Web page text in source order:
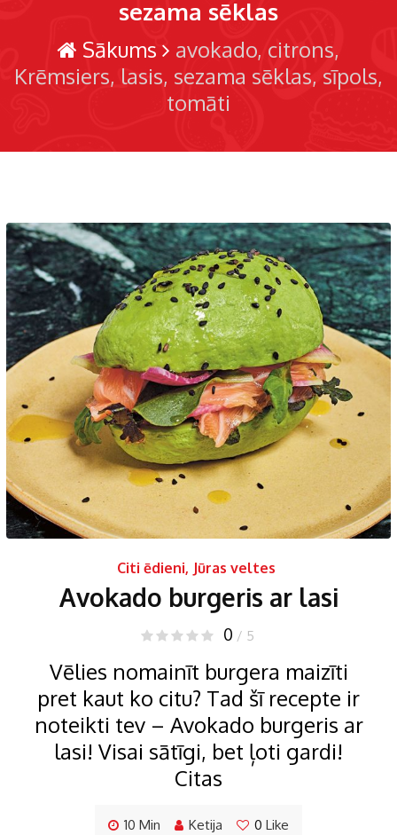
sezama sēklas
Sākums avokado citrons
Krēmsiers lasis sezama sēklas sīpols
tomāti
Citi ēdieni, Jūras veltes
Avokado burgeris ar lasi
0 / 5
Vēlies nomainīt burgera maizīti
pret kaut ko citu? Tad šī recepte ir
noteikti tev – Avokado burgeris ar
lasi! Visai sātīgi, bet ļoti gardi!
Citas
10 Min Ketija 0 Like